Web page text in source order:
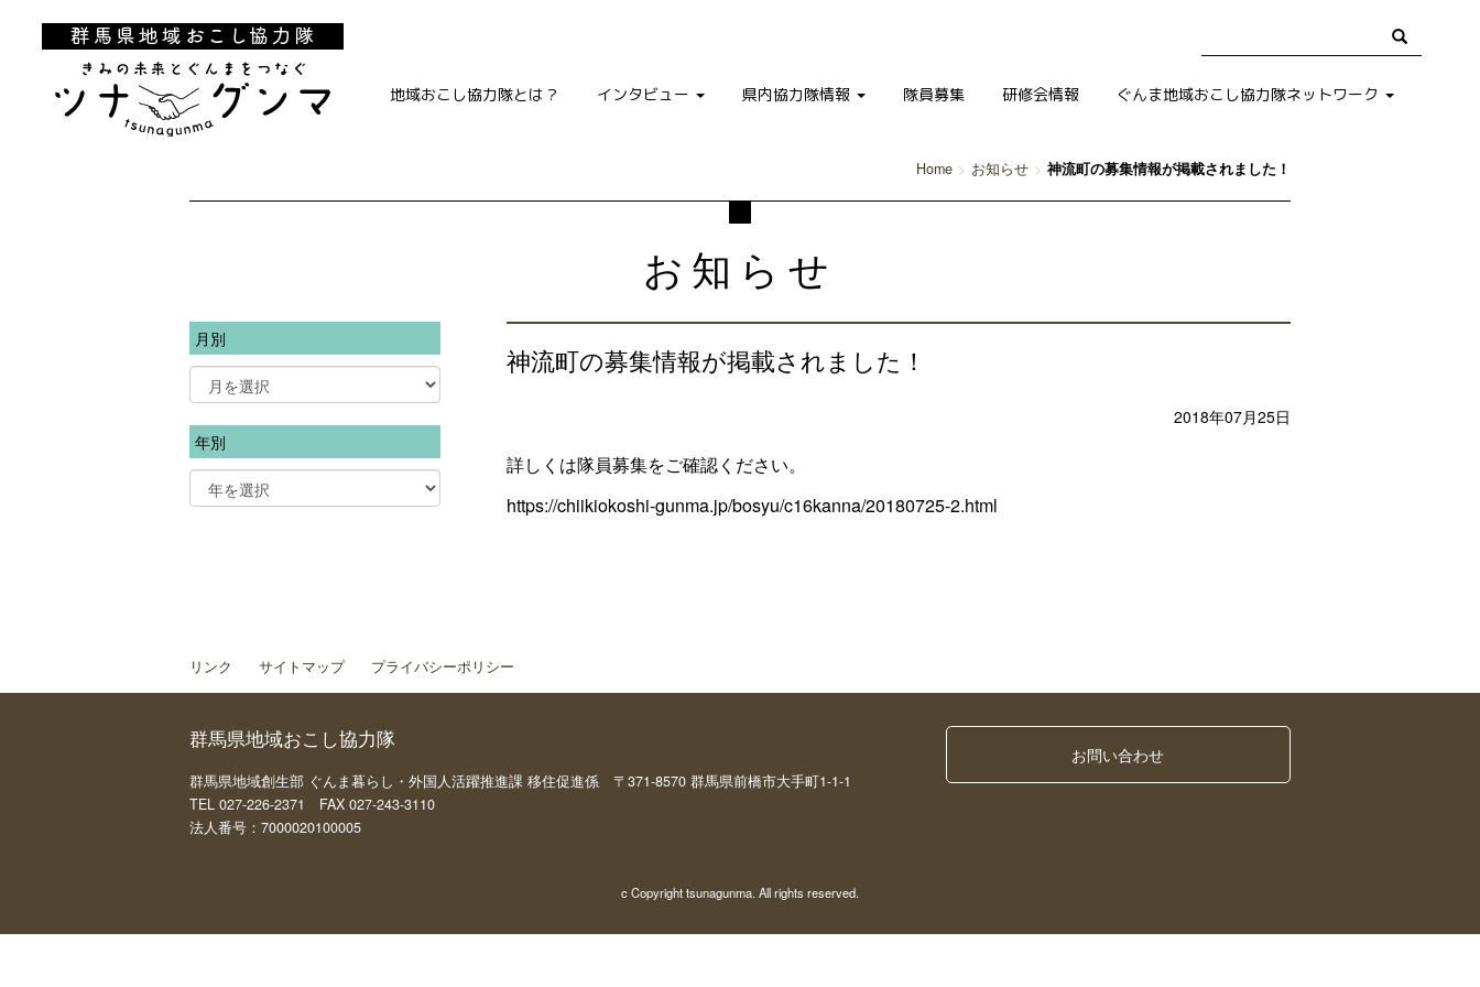
地域おこし協力隊とは？ インタビュー 県内協力隊情報 隊員募集 研修会情報 ぐんま地域おこし協力隊ネットワーク
Home お知らせ 神流町の募集情報が掲載されました！
お知らせ
神流町の募集情報が掲載されました！
2018年07月25日
詳しくは隊員募集をご確認ください。
https://chiikiokoshi-gunma.jp/bosyu/c16kanna/20180725-2.html
月別
年別
リンク サイトマップ プライバシーポリシー
群馬県地域おこし協力隊
群馬県地域創生部 ぐんま暮らし・外国人活躍推進課 移住促進係 〒371-8570 群馬県前橋市大手町1-1-1
TEL 027-226-2371 FAX 027-243-3110
法人番号：7000020100005
お問い合わせ
c Copyright tsunagunma. All rights reserved.